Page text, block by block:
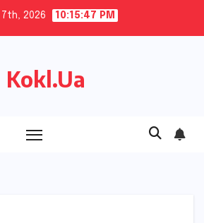
7th, 2026 10:15:48 PM
Kokl.Ua